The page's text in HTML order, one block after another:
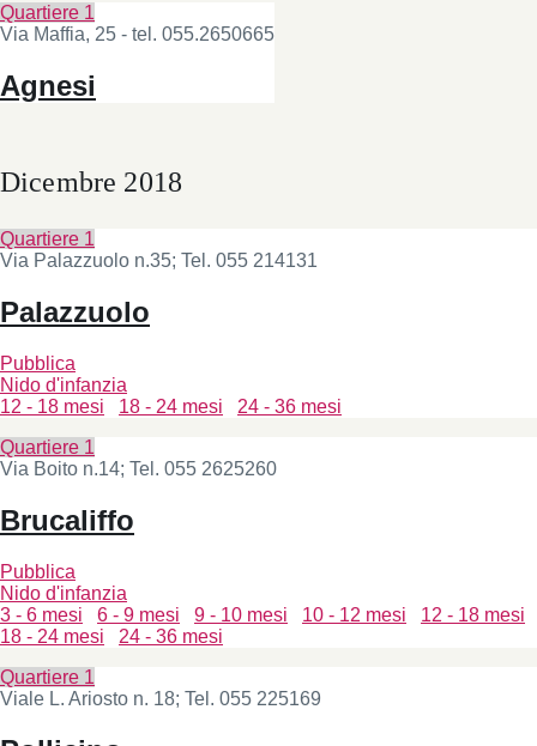
Quartiere 1
Via Maffia, 25 - tel. 055.2650665
Agnesi
Dicembre 2018
Quartiere 1
Via Palazzuolo n.35; Tel. 055 214131
Palazzuolo
Pubblica
Nido d'infanzia
12 - 18 mesi
18 - 24 mesi
24 - 36 mesi
Quartiere 1
Via Boito n.14; Tel. 055 2625260
Brucaliffo
Pubblica
Nido d'infanzia
3 - 6 mesi
6 - 9 mesi 9 - 10 mesi 10 - 12 mesi
12 - 18 mesi
18 - 24 mesi
24 - 36 mesi
Quartiere 1
Viale L. Ariosto n. 18; Tel. 055 225169